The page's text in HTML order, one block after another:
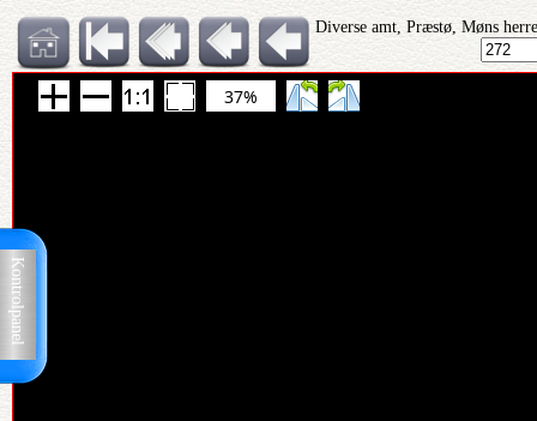
Kontrolpanel
Diverse amt, Præstø, Møns
37%